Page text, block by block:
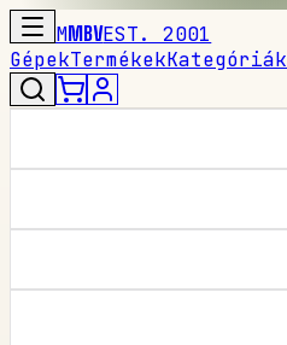
MMBVEST. 2001
GépekTermékekKategóriák